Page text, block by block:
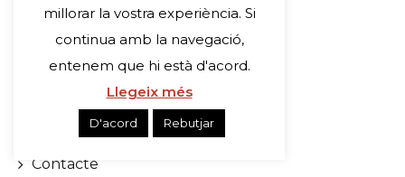
Visita’ns
Rutes
Compra d’entrades
Audioguies
Contacte
millorar la vostra experiència. Si
continua amb la navegació,
entenem que hi està d'acord.
Llegeix més
D'acord Rebutjar